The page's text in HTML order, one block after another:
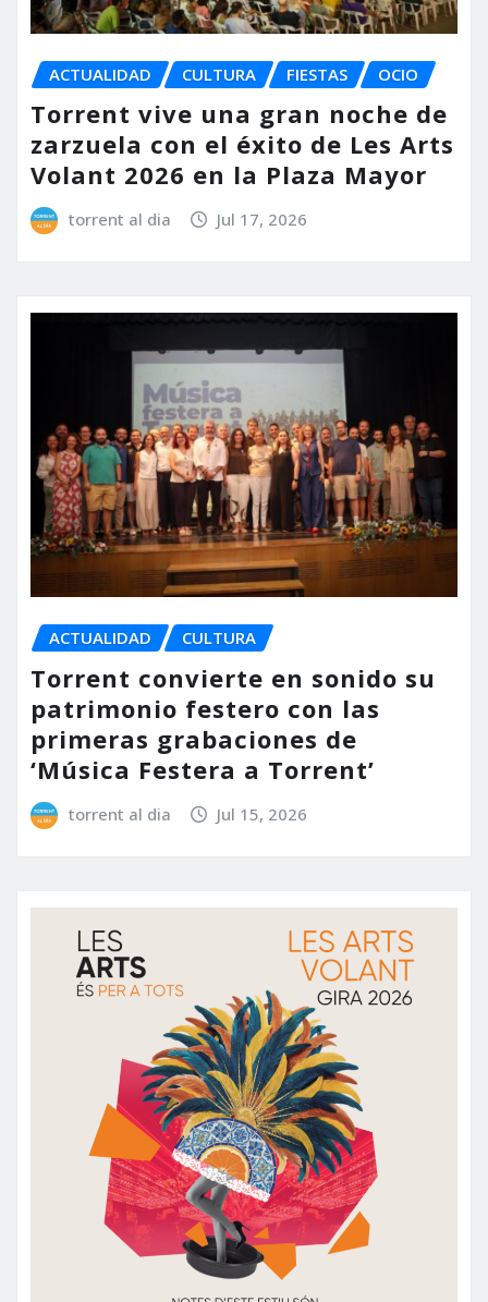
ACTUALIDAD CULTURA FIESTAS OCIO
Torrent vive una gran noche de
zarzuela con el éxito de Les Arts
Volant 2026 en la Plaza Mayor
torrent al dia Jul 17, 2026
ACTUALIDAD CULTURA
Torrent convierte en sonido su
patrimonio festero con las
primeras grabaciones de
‘Música Festera a Torrent’
torrent al dia Jul 15, 2026